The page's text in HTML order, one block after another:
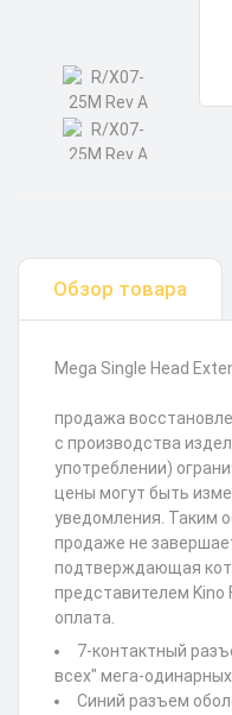
Обзор товара
Mega Single Head
продажа
с производства
употреблении)
цены могут быть
уведомления. Таким
продаже не
подтверждающая
представителем Kino
оплата.
7-контактный
всех" мега-
Синий разъем